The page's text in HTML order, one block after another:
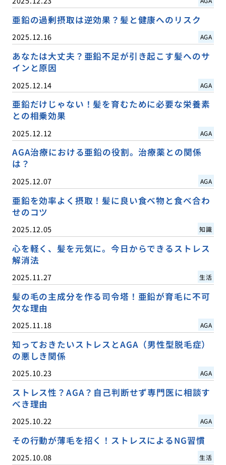
亜鉛の過剰摂取は逆効果？髪と健康へのリスク
2025.12.16 AGA
あなたは大丈夫？亜鉛不足が引き起こす髪へのサ
インと原因
2025.12.14 AGA
亜鉛だけじゃない！髪を育むために必要な栄養素
との相乗効果
2025.12.12 AGA
AGA治療における亜鉛の役割。治療薬との関係
は？
2025.12.07 AGA
亜鉛を効率よく摂取！髪に良い食べ物と食べ合わ
せのコツ
2025.12.05 知識
心を軽く、髪を元気に。今日からできるストレス
解消法
2025.11.27 生活
髪の毛の主成分を作る司令塔！亜鉛が育毛に不可
欠な理由
2025.11.18 AGA
知っておきたいストレスとAGA（男性型脱毛症）
の悪しき関係
2025.10.23 AGA
ストレス性？AGA？自己判断せず専門医に相談す
べき理由
2025.10.22 AGA
その行動が薄毛を招く！ストレスによるNG習慣
2025.10.08 生活